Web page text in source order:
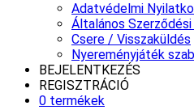
Adatvédelmi
Általános
Csere / Visszaküldés
Nyereményjáték
BEJELENTKEZÉS
REGISZTRÁCIÓ
0 termékek